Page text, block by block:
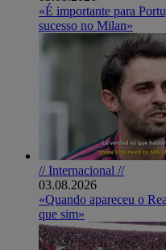
«É importante para
sucesso no Milan»
// Internacional //
03.08.2026
«Quando apareceu o
que sim»